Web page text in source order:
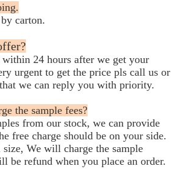
carton.
24 hours after we get your
urgent to get the price pls call us or
we can reply you with priority.
the sample fees?
from our stock, we can provide
free charge should be on your side.
We will charge the sample
be refund when you place an order.